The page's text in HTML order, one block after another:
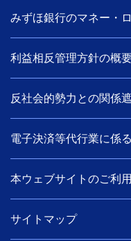
みずほ銀行のマネー・
利益相反管理方針の概
反社会的勢力との関係
電子決済等代行業に係
本ウェブサイトのご利
サイトマップ